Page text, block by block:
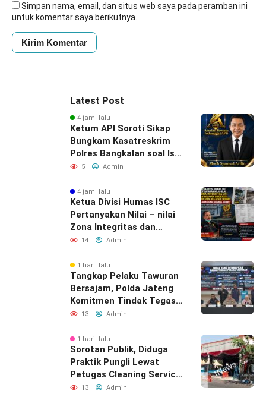
Simpan nama, email, dan situs web saya pada peramban ini
untuk komentar saya berikutnya.
Latest Post
4 jam lalu
Ketum API Soroti Sikap
Bungkam Kasatreskrim
Polres Bangkalan soal Isu
“Atensi Bulanan” Rokok
5 Admin
4 jam lalu
Ketua Divisi Humas ISC
Pertanyakan Nilai – nilai
Zona Integritas dan
WBBM Bea Cukai Juanda
14 Admin
1 hari lalu
Tangkap Pelaku Tawuran
Bersajam, Polda Jateng
Komitmen Tindak Tegas
Kelompok Remaja yang
13 Admin
1 hari lalu
Sorotan Publik, Diduga
Praktik Pungli Lewat
Petugas Cleaning Service
Samsat Timur
13 Admin